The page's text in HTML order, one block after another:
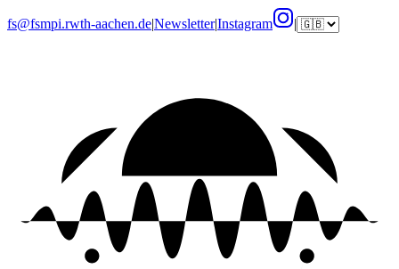
fs@fsmpi.rwth-aachen.de|Newsletter|Instagram |